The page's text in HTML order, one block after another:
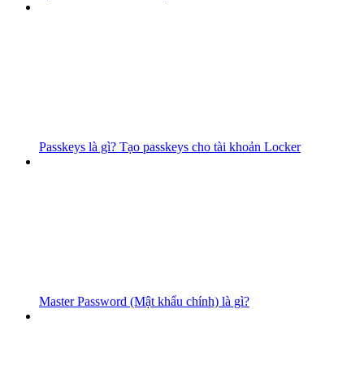
Passkeys là gì? Tạo passkeys cho tài khoản Locker
Master Password (Mật khẩu chính) là gì?